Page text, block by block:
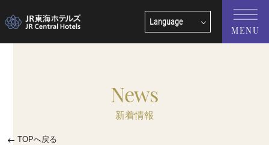
Language
English
中文(繁體字)
MENU
News
新着情報
TOPへ戻る